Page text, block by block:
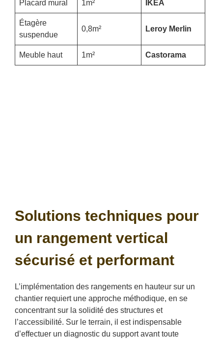
Placard mural 1m² IKEA
Étagère
suspendue
0,8m² Leroy Merlin
Meuble haut 1m² Castorama
Solutions techniques pour
un rangement vertical
sécurisé et performant
L’implémentation des rangements en hauteur sur un
chantier requiert une approche méthodique, en se
concentrant sur la solidité des structures et
l’accessibilité. Sur le terrain, il est indispensable
d’effectuer un diagnostic du support avant toute